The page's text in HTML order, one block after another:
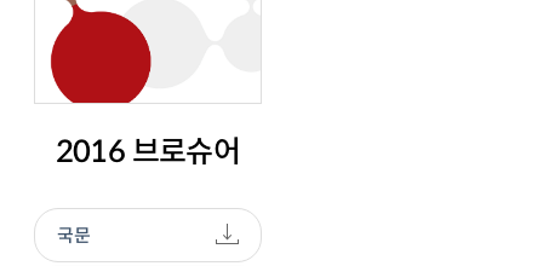
2016 브로슈어
국문